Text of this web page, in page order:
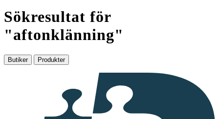
Sökresultat för
"aftonklänning"
Butiker Produkter